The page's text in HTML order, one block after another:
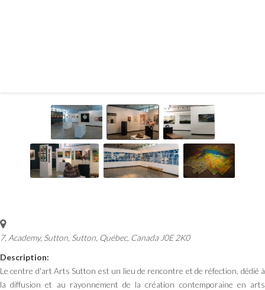
7, Academy, Sutton Sutton, Québec, Canada J0E 2K0
Description:
Le centre d'art Arts Sutton est un lieu de rencontre et de réfection, dédié à
la diffusion et au rayonnement de la création contemporaine en arts